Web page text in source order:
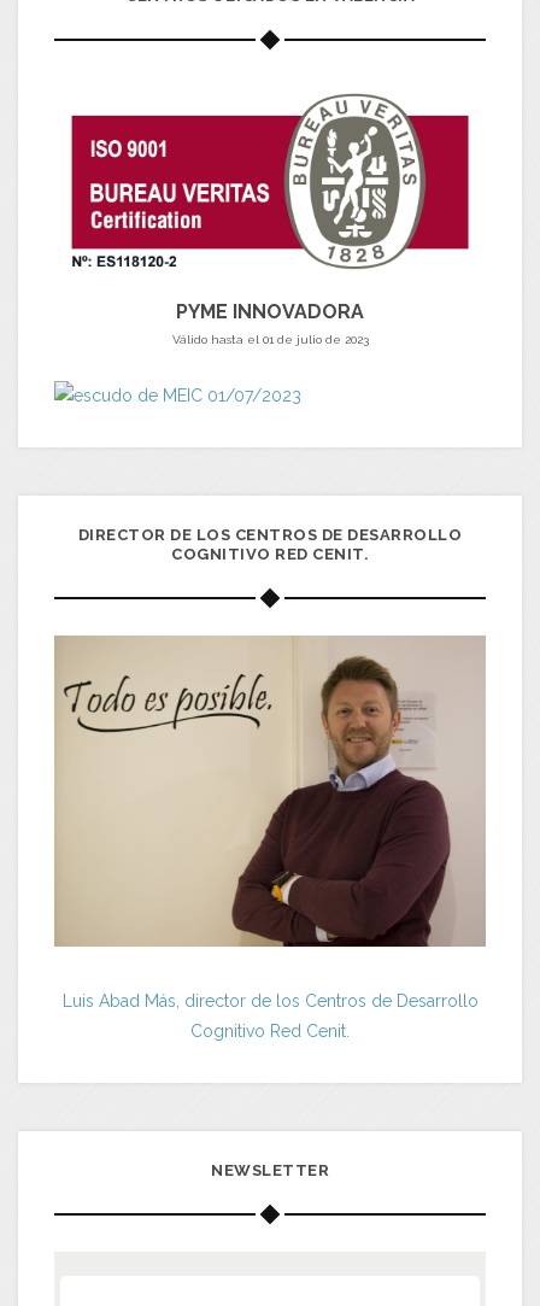
PYME INNOVADORA
Válido hasta el 01 de julio de 2023
DIRECTOR DE LOS CENTROS DE DESARROLLO
COGNITIVO RED CENIT.
Luis Abad Más, director de los Centros de Desarrollo
Cognitivo Red Cenit.
NEWSLETTER